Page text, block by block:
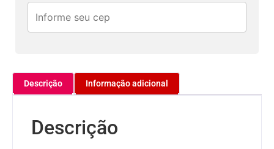
Descrição Informação adicional
Descrição